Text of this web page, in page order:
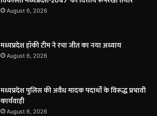
August 6, 2026
मध्यप्रदेश हॉकी टीम ने रचा जीत का नया अध्याय
August 6, 2026
मध्यप्रदेश पुलिस की अवैध मादक पदार्थों के विरूद्ध प्रभावी
कार्यवाही
August 6, 2026